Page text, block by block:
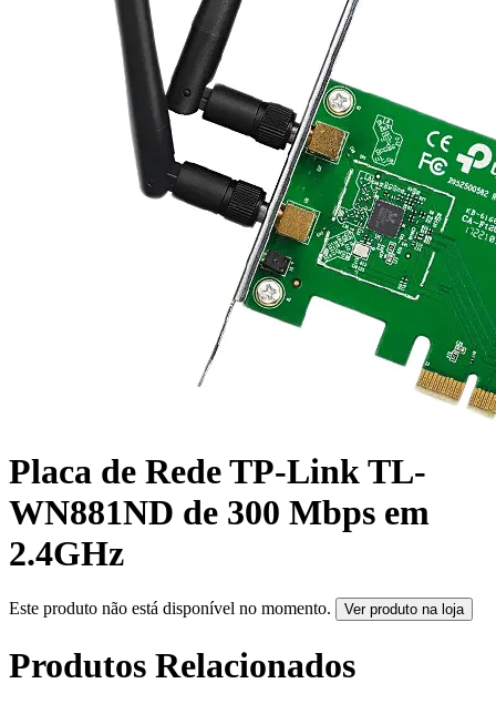
Placa de Rede TP-Link TL-
WN881ND de 300 Mbps em
2.4GHz
Este produto não está disponível no momento. Ver produto na loja
Produtos Relacionados